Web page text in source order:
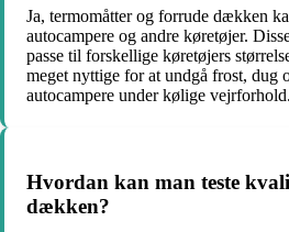
Ja, termomåtter og forrude dækken
autocampere og andre køretøjer.
passe til forskellige køretøjers
meget nyttige for at undgå frost, dug
autocampere under kølige vejrforhold.
Hvordan kan man teste
dækken?